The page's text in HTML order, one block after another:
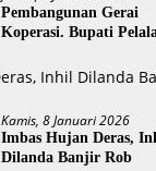
Pembangunan Gerai
Koperasi. Bupati
Desa Trantang Manuk
Kamis, 8 Januari 2026
Imbas Hujan Deras,
Dilanda Banjir Rob